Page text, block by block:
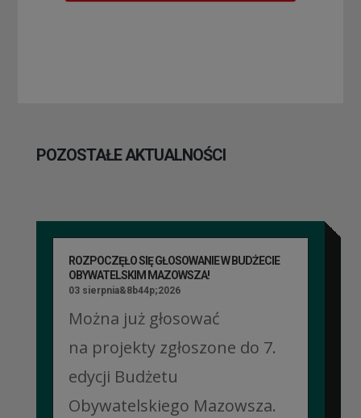
POZOSTAŁE AKTUALNOŚCI
ROZPOCZĘŁO SIĘ GŁOSOWANIE W BUDŻECIE
OBYWATELSKIM MAZOWSZA!
03 sierpnia&8b44p;2026
Można już głosować
na projekty zgłoszone do 7.
edycji Budżetu
Obywatelskiego Mazowsza.